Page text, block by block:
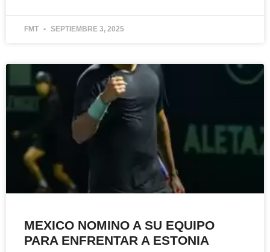
FMT SEPTIEMBRE 3, 2025
MEXICO NOMINO A SU EQUIPO
PARA ENFRENTAR A ESTONIA